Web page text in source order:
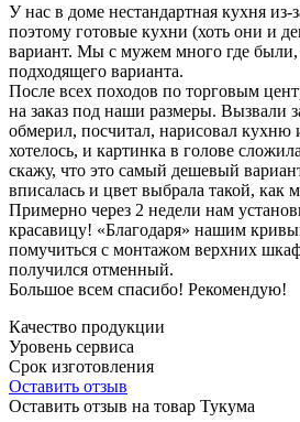
У нас в доме нестандартная кухня из-
поэтому готовые кухни (хоть они и
вариант. Мы с мужем много где
подходящего варианта.
После всех походов по торговым
на заказ под наши размеры. Вызвали
обмерил, посчитал, нарисовал кухню
хотелось, и картинка в голове
скажу, что это самый дешевый
вписалась и цвет выбрала такой, как
Примерно через 2 недели нам
красавицу! «Благодаря» нашим
помучиться с монтажом верхних
получился отменный.
Большое всем спасибо! Рекомендую!
Качество продукции
Уровень сервиса
Срок изготовления
Оставить отзыв
Оставить отзыв на товар Тукума